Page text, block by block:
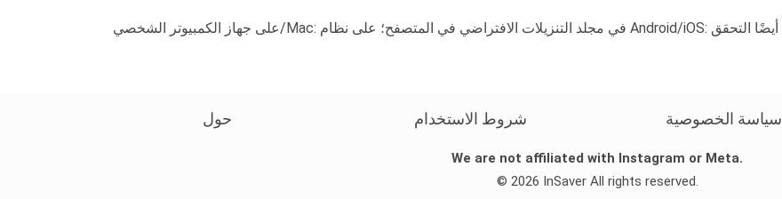
على جهاز الكمبيوتر الشخصي/Mac: في مجلد التنزيلات الافتراضي في المتصفح؛ على نظام Android/iOS: في مجلد التنزيلات أو مجلد الملفات في الجهاز (يمكنك أيضًا التحقق
حول شروط الاستخدام سياسة الخصوصية
We are not affiliated with Instagram or Meta.
© 2026 InSaver All rights reserved.